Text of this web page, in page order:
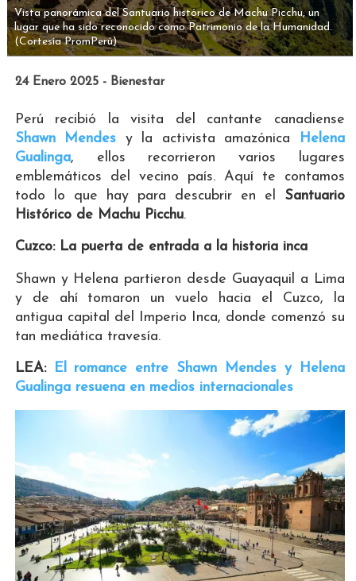
Vista panorámica del Santuario histórico de Machu Picchu, un
lugar que ha sido reconocido como Patrimonio de la Humanidad.
(Cortesía PromPerú)
24 Enero 2025 - Bienestar
Perú recibió la visita del cantante canadiense
Shawn Mendes y la activista amazónica
Helena
Gualinga, ellos recorrieron varios lugares
emblemáticos del vecino país. Aquí te contamos
todo lo que hay para descubrir en el Santuario
Histórico de Machu Picchu.
Cuzco: La puerta de entrada a la historia inca
Shawn y Helena partieron desde Guayaquil a Lima
y de ahí tomaron un vuelo hacia el Cuzco, la
antigua capital del Imperio Inca, donde comenzó su
tan mediática travesía.
LEA:
El romance entre Shawn Mendes y Helena
Gualinga resuena en medios internacionales